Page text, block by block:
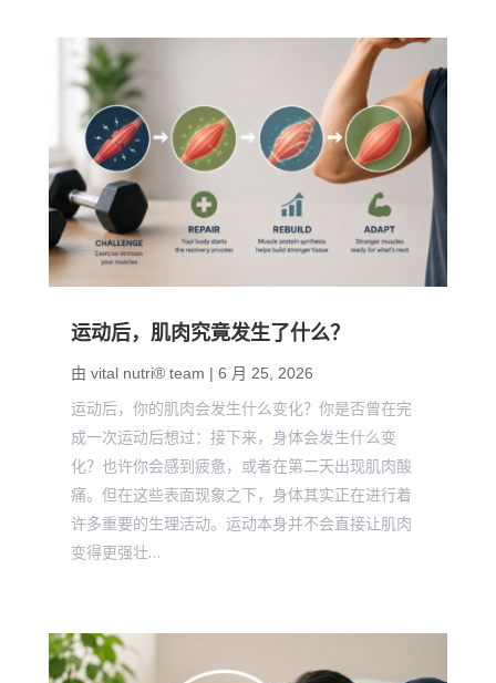
运动后，肌肉究竟发生了什么？
由 vital nutri® team | 6 月 25, 2026
运动后，你的肌肉会发生什么变化？你是否曾在完
成一次运动后想过：接下来，身体会发生什么变
化？也许你会感到疲惫，或者在第二天出现肌肉酸
痛。但在这些表面现象之下，身体其实正在进行着
许多重要的生理活动。运动本身并不会直接让肌肉
变得更强壮…